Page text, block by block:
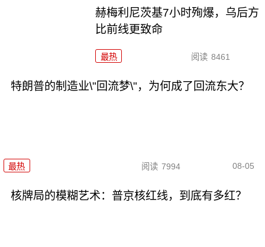
赫梅利尼茨基7小时殉爆，乌后方
比前线更致命
最热 阅读 8461
特朗普的制造业\"回流梦\"，为何成了回流东大？
最热 阅读 7994 08-05
核牌局的模糊艺术：普京核红线，到底有多红？